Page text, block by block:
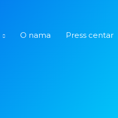
O nama Press centar